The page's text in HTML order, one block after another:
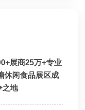
展商25万+专业
休闲食品展区成
之地